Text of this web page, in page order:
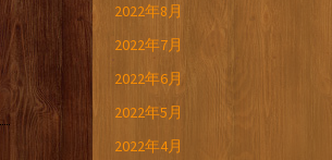
2022年8月
2022年7月
2022年6月
2022年5月
2022年4月